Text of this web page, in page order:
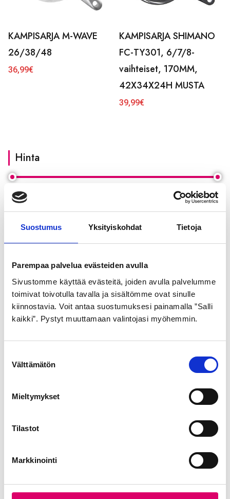
Suostumus Yksityiskohdat Tietoja
Parempaa palvelua evästeiden avulla
Sivustomme käyttää evästeitä, joiden avulla palvelumme
toimivat toivotulla tavalla ja sisältömme ovat sinulle
kiinnostavia. Voit antaa suostumuksesi painamalla ”Salli
kaikki”. Pystyt muuttamaan valintojasi myöhemmin.
Välttämätön
Mieltymykset
Tilastot
Markkinointi
KAMPISARJA M-WAVE
26/38/48
36,99€
KAMPISARJA SHIMANO
FC-TY301, 6/7/8-
vaihteiset, 170MM,
42X34X24H MUSTA
39,99€
Hinta
Minimihinta
Suodata
Hinta: